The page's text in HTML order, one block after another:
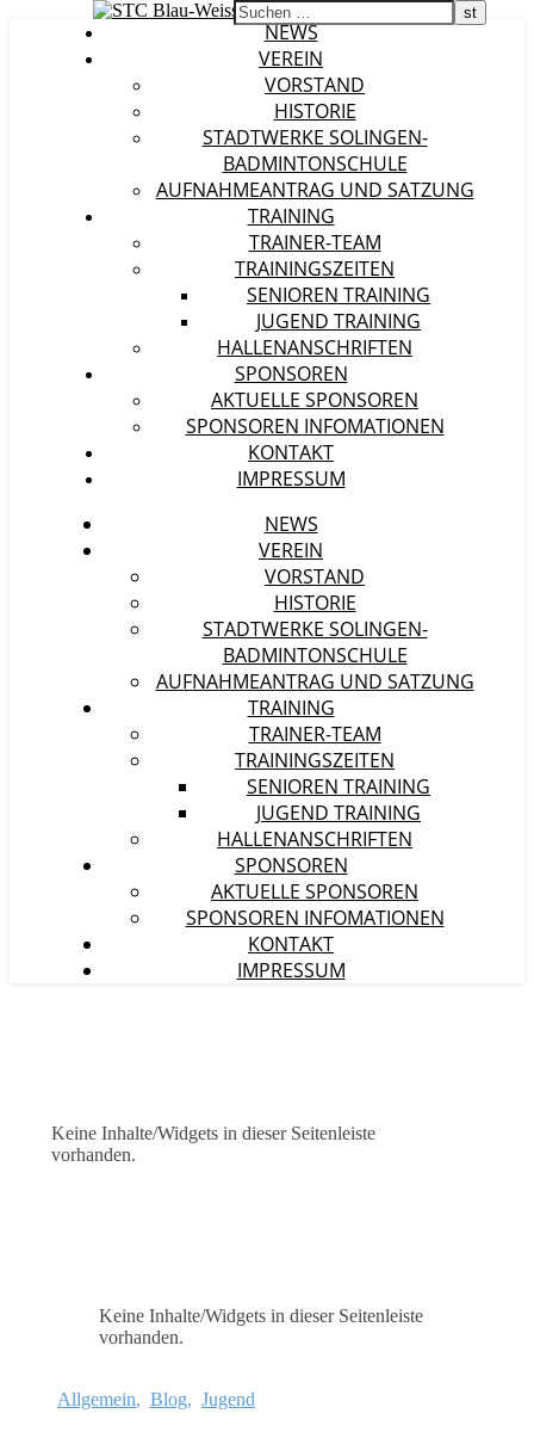
NEWS
VEREIN
VORSTAND
HISTORIE
STADTWERKE SOLINGEN-
BADMINTONSCHULE
AUFNAHMEANTRAG UND SATZUNG
TRAINING
TRAINER-TEAM
TRAININGSZEITEN
SENIOREN TRAINING
JUGEND TRAINING
HALLENANSCHRIFTEN
SPONSOREN
AKTUELLE SPONSOREN
SPONSOREN INFOMATIONEN
KONTAKT
IMPRESSUM
NEWS
VEREIN
VORSTAND
HISTORIE
STADTWERKE SOLINGEN-
BADMINTONSCHULE
AUFNAHMEANTRAG UND SATZUNG
TRAINING
TRAINER-TEAM
TRAININGSZEITEN
SENIOREN TRAINING
JUGEND TRAINING
HALLENANSCHRIFTEN
SPONSOREN
AKTUELLE SPONSOREN
SPONSOREN INFOMATIONEN
KONTAKT
IMPRESSUM
Keine Inhalte/Widgets in dieser Seitenleiste
vorhanden.
Keine Inhalte/Widgets in dieser Seitenleiste
vorhanden.
Allgemein, Blog, Jugend